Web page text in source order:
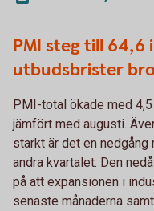
PMI steg till 64,6
utbudsbrister
PMI-total ökade med
jämfört med augusti.
starkt är det en
andra kvartalet. Den
på att expansionen i
senaste månaderna